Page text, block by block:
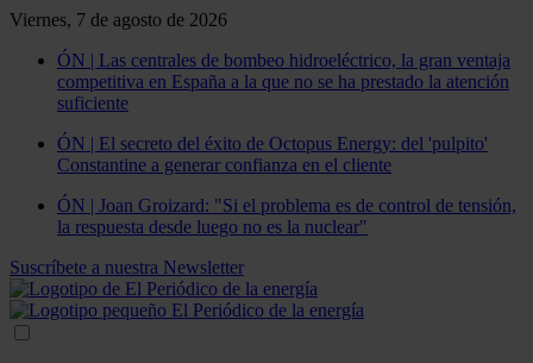
Viernes, 7 de agosto de 2026
ÓN | Las centrales de bombeo hidroeléctrico, la gran ventaja
competitiva en España a la que no se ha prestado la atención
suficiente
ÓN | El secreto del éxito de Octopus Energy: del 'pulpito'
Constantine a generar confianza en el cliente
ÓN | Joan Groizard: "Si el problema es de control de tensión,
la respuesta desde luego no es la nuclear"
Suscríbete a nuestra Newsletter